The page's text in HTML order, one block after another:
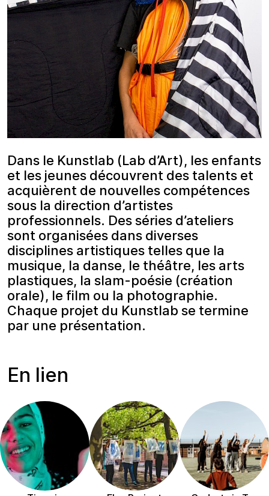
Dans le Kunstlab (Lab d’Art), les enfants
et les jeunes découvrent des talents et
acquièrent de nouvelles compétences
sous la direction d’artistes
professionnels. Des séries d’ateliers
sont organisées dans diverses
disciplines artistiques telles que la
musique, la danse, le théâtre, les arts
plastiques, la slam-poésie (création
orale), le film ou la photographie.
Chaque projet du Kunstlab se termine
par une présentation.
En lien